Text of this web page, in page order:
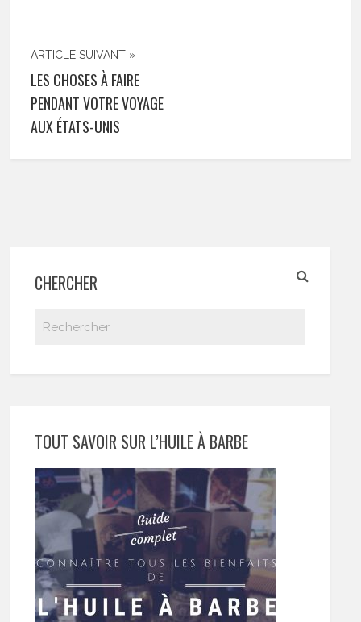
ARTICLE SUIVANT »
LES CHOSES À FAIRE
PENDANT VOTRE VOYAGE
AUX ÉTATS-UNIS
CHERCHER
TOUT SAVOIR SUR L’HUILE À BARBE